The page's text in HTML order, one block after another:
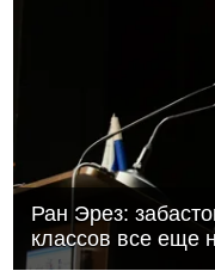
Ран Эрез:
классов все еще